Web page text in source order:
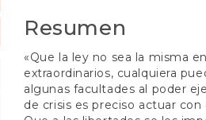
artículo
Resumen
«Que la ley no sea la misma
extraordinarios, cualquiera
algunas facultades al poder
de crisis es preciso actuar